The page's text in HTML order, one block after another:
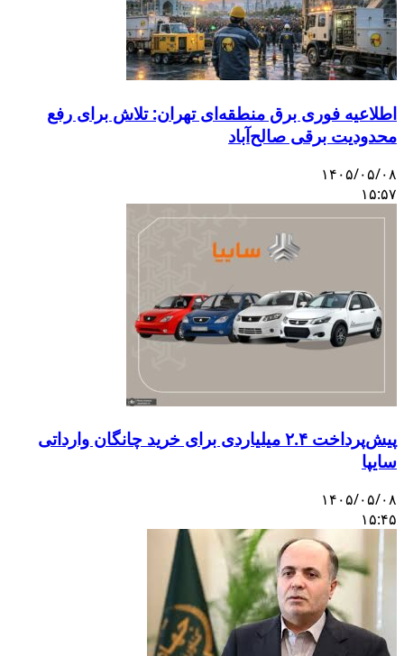
اطلاعیه فوری برق منطقه‌ای تهران: تلاش برای رفع
محدودیت برقی صالح‌آباد
۱۴۰۵/۰۵/۰۸
۱۵:۵۷
پیش‌پرداخت ۲.۴ میلیاردی برای خرید چانگان وارداتی
سایپا
۱۴۰۵/۰۵/۰۸
۱۵:۴۵